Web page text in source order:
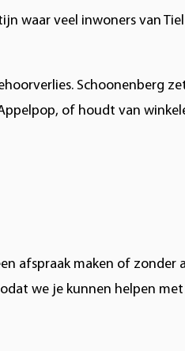
waar veel inwoners van
Schoonenberg
of houdt van
afspraak maken of zonder
we je kunnen helpen